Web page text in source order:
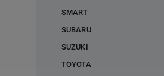
SMART
SUBARU
SUZUKI
TOYOTA